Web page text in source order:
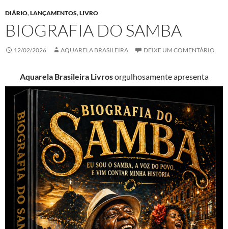
DIÁRIO,LANÇAMENTOS,LIVRO
BIOGRAFIA DO SAMBA
12/02/2026 AQUARELA BRASILEIRA DEIXE UM COMENTÁRIO
Aquarela Brasileira Livrosorgulhosamente apresenta